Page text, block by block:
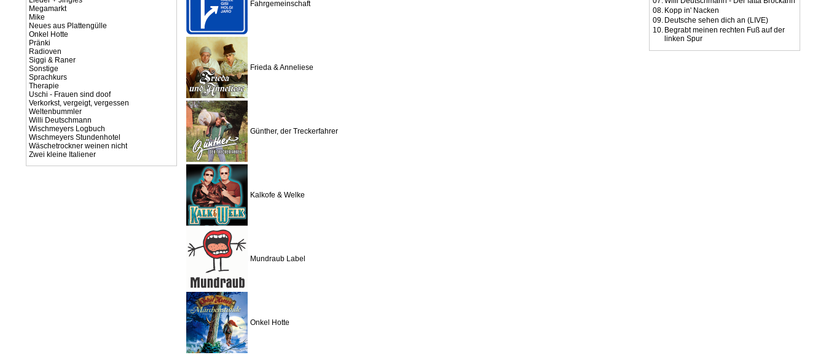
Megamarkt
Mike
Neues aus Plattengülle
Onkel Hotte
Pränki
Radioven
Siggi & Raner
Sonstige
Sprachkurs
Therapie
Uschi - Frauen sind doof
Verkorkst, vergeigt, vergessen
Weltenbummler
Willi Deutschmann
Wischmeyers Logbuch
Wischmeyers Stundenhotel
Wäschetrockner weinen nicht
Zwei kleine Italiener
Fahrgemeinschaft
Frieda & Anneliese
Günther, der Treckerfahrer
Kalkofe & Welke
Mundraub Label
Onkel Hotte
08. Kopp in' Nacken
09. Deutsche sehen dich an (LIVE)
10. Begrabt meinen rechten Fuß auf der
linken Spur